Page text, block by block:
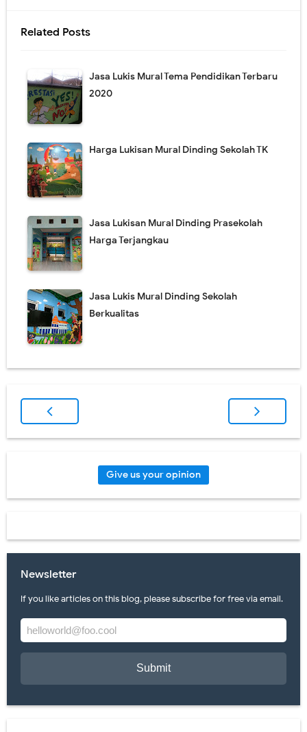
Related Posts
Jasa Lukis Mural Tema Pendidikan Terbaru
2020
Harga Lukisan Mural Dinding Sekolah TK
Jasa Lukisan Mural Dinding Prasekolah
Harga Terjangkau
Jasa Lukis Mural Dinding Sekolah
Berkualitas
Give us your opinion
Newsletter
If you like articles on this blog, please subscribe for free via email.